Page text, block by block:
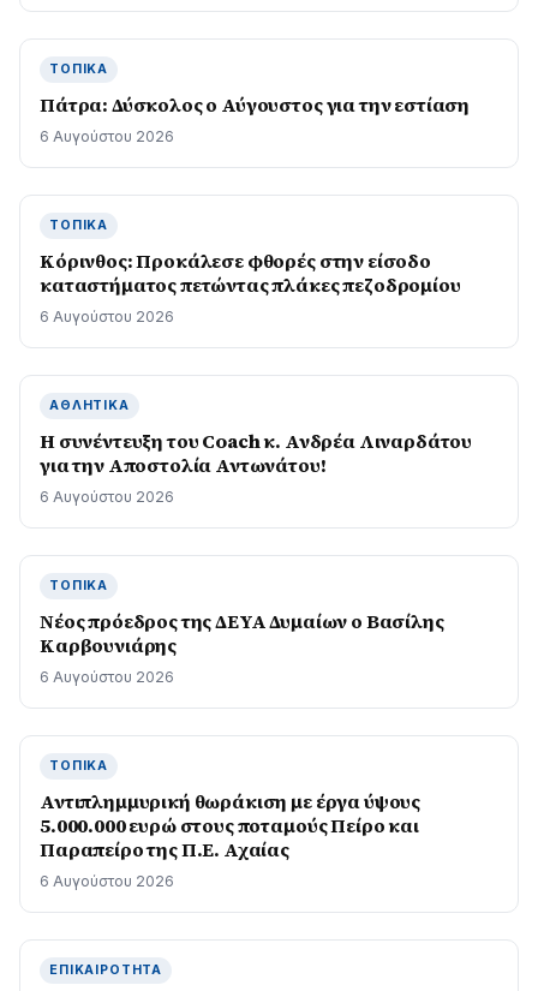
ΤΟΠΙΚΆ
Πάτρα: Δύσκολος ο Αύγουστος για την εστίαση
6 Αυγούστου 2026
ΤΟΠΙΚΆ
Κόρινθος: Προκάλεσε φθορές στην είσοδο
καταστήματος πετώντας πλάκες πεζοδρομίου
6 Αυγούστου 2026
ΑΘΛΗΤΙΚΆ
H συνέντευξη του Coach κ. Ανδρέα Λιναρδάτου
για την Αποστολία Αντωνάτου!
6 Αυγούστου 2026
ΤΟΠΙΚΆ
Νέος πρόεδρος της ΔΕΥΑ Δυμαίων ο Βασίλης
Καρβουνιάρης
6 Αυγούστου 2026
ΤΟΠΙΚΆ
Αντιπλημμυρική θωράκιση με έργα ύψους
5.000.000 ευρώ στους ποταμούς Πείρο και
Παραπείρο της Π.Ε. Αχαίας
6 Αυγούστου 2026
ΕΠΙΚΑΙΡΌΤΗΤΑ